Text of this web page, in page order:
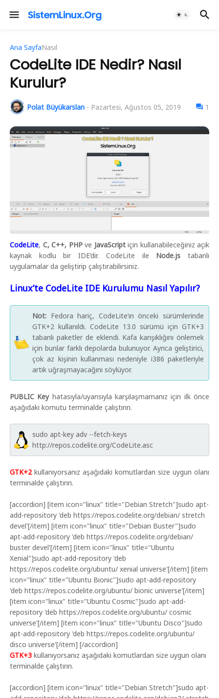
Ana SayfaNasıl
CodeLite IDE Nedir? Nasıl
Kurulur?
Polat Büyükarslan - Pazartesi, Ağustos 05, 2019 1
CodeLite, C, C++, PHPve JavaScriptiçin kullanabileceğiniz açık
kaynak kodlu bir IDE’dir. CodeLite ile Node.js tabanlı
uygulamalar da geliştirip çalıştırabilirsiniz.
Linux’te CodeLite IDE Kurulumu Nasıl Yapılır?
Not: Fedora hariç, CodeLite’ın önceki sürümlerinde
GTK+2 kullanıldı. CodeLite 13.0 sürümü için GTK+3
tabanlı paketler de eklendi. Kafa karışıklığını önlemek
için bunlar farklı depolarda bulunuyor. Ayrıca geliştirici,
çok az kişinin kullanması nedeniyle i386 paketleriyle
artık uğraşmayacağını söylüyor.
PUBLIC Keyhatasıyla/uyarısıyla karşılaşmamanız için ilk önce
aşağıdaki komutu terminalde çalıştırın.
sudo apt-key adv --fetch-keys
http://repos.codelite.org/CodeLite.asc
GTK+2kullanıyorsanız aşağıdaki komutlardan size uygun olanı
terminalde çalıştırın.
[accordion] [item icon="linux" title="Debian Stretch"]sudo apt-
add-repository 'deb https://repos.codelite.org/debian/ stretch
devel'[/item] [item icon="linux" title="Debian Buster"]sudo
apt-add-repository 'deb https://repos.codelite.org/debian/
buster devel'[/item] [item icon="linux" title="Ubuntu
Xenial"]sudo apt-add-repository 'deb
https://repos.codelite.org/ubuntu/ xenial universe'[/item] [item
icon="linux" title="Ubuntu Bionic"]sudo apt-add-repository
'deb https://repos.codelite.org/ubuntu/ bionic universe'[/item]
[item icon="linux" title="Ubuntu Cosmic"]sudo apt-add-
repository 'deb https://repos.codelite.org/ubuntu/ cosmic
universe'[/item] [item icon="linux" title="Ubuntu Disco"]sudo
apt-add-repository 'deb https://repos.codelite.org/ubuntu/
disco universe'[/item] [/accordion]
GTK+3 kullanıyorsanız aşağıdaki komutlardan size uygun olanı
terminalde çalıştırın.
[accordion] [item icon="linux" title="Debian Stretch"]sudo apt-